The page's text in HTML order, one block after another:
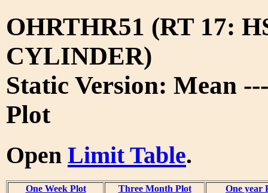
OHRTHR51 (RT 17:
CYLINDER)
Static Version: Mean
Plot
Open Limit Table.
One Week Plot Three Month Plot One year